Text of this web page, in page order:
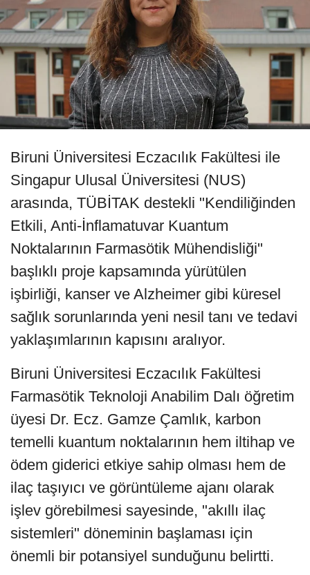
Biruni Üniversitesi Eczacılık Fakültesi ile
Singapur Ulusal Üniversitesi (NUS)
arasında, TÜBİTAK destekli "Kendiliğinden
Etkili, Anti-İnflamatuvar Kuantum
Noktalarının Farmasötik Mühendisliği"
başlıklı proje kapsamında yürütülen
işbirliği, kanser ve Alzheimer gibi küresel
sağlık sorunlarında yeni nesil tanı ve tedavi
yaklaşımlarının kapısını aralıyor.
Biruni Üniversitesi Eczacılık Fakültesi
Farmasötik Teknoloji Anabilim Dalı öğretim
üyesi Dr. Ecz. Gamze Çamlık, karbon
temelli kuantum noktalarının hem iltihap ve
ödem giderici etkiye sahip olması hem de
ilaç taşıyıcı ve görüntüleme ajanı olarak
işlev görebilmesi sayesinde, "akıllı ilaç
sistemleri" döneminin başlaması için
önemli bir potansiyel sunduğunu belirtti.